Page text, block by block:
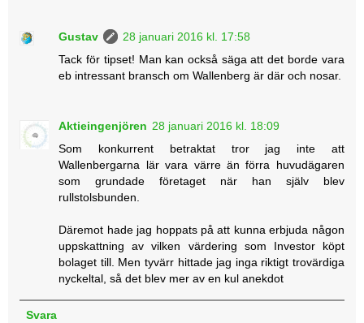
Gustav
28 januari 2016 kl. 17:58
Tack för tipset! Man kan också säga att det borde vara
eb intressant bransch om Wallenberg är där och nosar.
Aktieingenjören 28 januari 2016 kl. 18:09
Som konkurrent betraktat tror jag inte att
Wallenbergarna lär vara värre än förra huvudägaren
som grundade företaget när han själv blev
rullstolsbunden.
Däremot hade jag hoppats på att kunna erbjuda någon
uppskattning av vilken värdering som Investor köpt
bolaget till. Men tyvärr hittade jag inga riktigt trovärdiga
nyckeltal, så det blev mer av en kul anekdot
Svara